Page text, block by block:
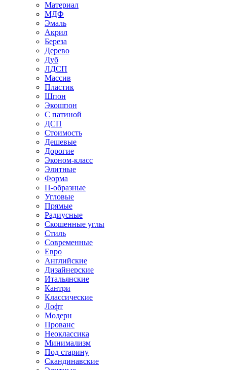
Материал
МДФ
Эмаль
Акрил
Береза
Дерево
Дуб
ЛДСП
Массив
Пластик
Шпон
Экошпон
С патиной
ДСП
Стоимость
Дешевые
Дорогие
Эконом-класс
Элитные
Форма
П-образные
Угловые
Прямые
Радиусные
Скошенные углы
Стиль
Современные
Евро
Английские
Дизайнерские
Итальянские
Кантри
Классические
Лофт
Модерн
Прованс
Неоклассика
Минимализм
Под старину
Скандинавские